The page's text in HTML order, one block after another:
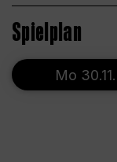
Spielplan
Mo